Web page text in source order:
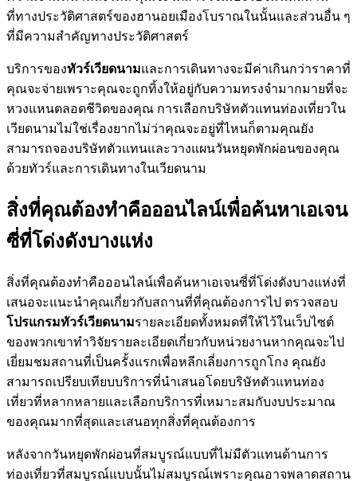
ที่ทางประวัติศาสตร์ของฮานอยเมืองโบราณในนั้นและส่วนอื่น ๆ
ที่มีความสำคัญทางประวัติศาสตร์
บริการของทัวร์เวียดนามและการเดินทางจะมีค่าเกินกว่าราคาที่
คุณจะจ่ายเพราะคุณจะถูกทิ้งให้อยู่กับความทรงจำมากมายที่จะ
หวงแหนตลอดชีวิตของคุณ การเลือกบริษัทตัวแทนท่องเที่ยวใน
เวียดนามไม่ใช่เรื่องยากไม่ว่าคุณจะอยู่ที่ไหนก็ตามคุณยัง
สามารถจองบริษัทตัวแทนและวางแผนวันหยุดพักผ่อนของคุณ
ด้วยทัวร์และการเดินทางในเวียดนาม
สิ่งที่คุณต้องทำคือออนไลน์เพื่อค้นหาเอเจน
ซี่ที่โด่งดังบางแห่ง
สิ่งที่คุณต้องทำคือออนไลน์เพื่อค้นหาเอเจนซี่ที่โด่งดังบางแห่งที่
เสนอจะแนะนำคุณเกี่ยวกับสถานที่ที่คุณต้องการไป ตรวจสอบ
โปรแกรมทัวร์เวียดนามรายละเอียดทั้งหมดที่ให้ไว้ในเว็บไซต์
ของพวกเขาทำวิจัยรายละเอียดเกี่ยวกับหน่วยงานหากคุณจะไป
เยี่ยมชมสถานที่เป็นครั้งแรกเพื่อหลีกเลี่ยงการถูกโกง คุณยัง
สามารถเปรียบเทียบบริการที่นำเสนอโดยบริษัทตัวแทนท่อง
เที่ยวที่หลากหลายและเลือกบริการที่เหมาะสมกับงบประมาณ
ของคุณมากที่สุดและเสนอทุกสิ่งที่คุณต้องการ
หลังจากวันหยุดพักผ่อนที่สมบูรณ์แบบที่ไม่มีตัวแทนด้านการ
ท่องเที่ยวที่สมบูรณ์แบบนั้นไม่สมบูรณ์เพราะคุณอาจพลาดสถาน